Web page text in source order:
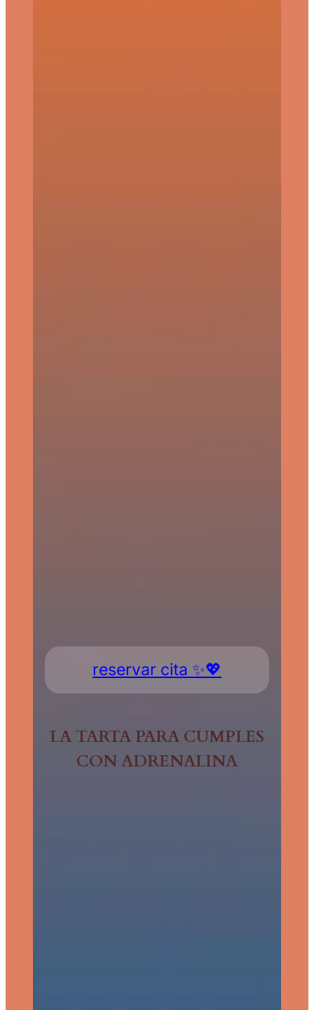
reservar cita ✨💖
LA TARTA PARA CUMPLES
CON ADRENALINA